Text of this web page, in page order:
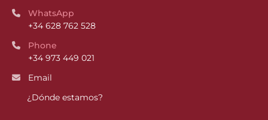
WhatsApp
+34 628 762 528
Phone
+34 973 449 021
Email
¿Dónde estamos?